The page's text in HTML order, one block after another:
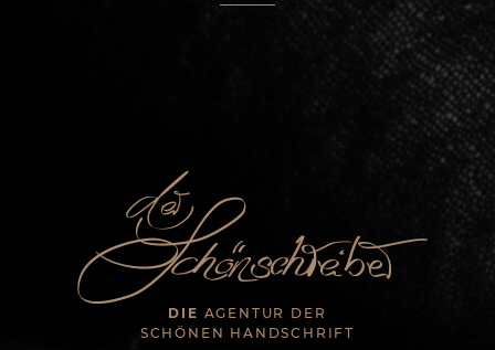
DIE AGENTUR DER
SCHÖNEN HANDSCHRIFT